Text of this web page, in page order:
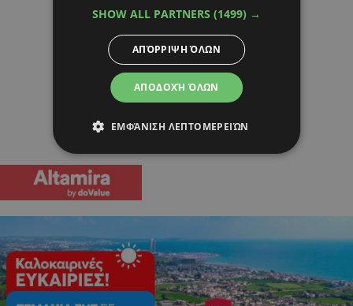
SHOW ALL PARTNERS (1499) →
ΑΠΟΔΟΧΉ ΌΛΩΝ
ΑΠΌΡΡΙΨΗ ΌΛΩΝ
ΕΜΦΆΝΙΣΗ ΛΕΠΤΟΜΕΡΕΙΏΝ